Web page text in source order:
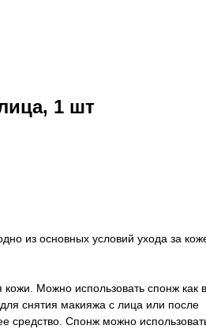
1 шт
из основных условий ухода за
Можно использовать спонж как в
снятия макияжа с лица или после
средство. Спонж можно